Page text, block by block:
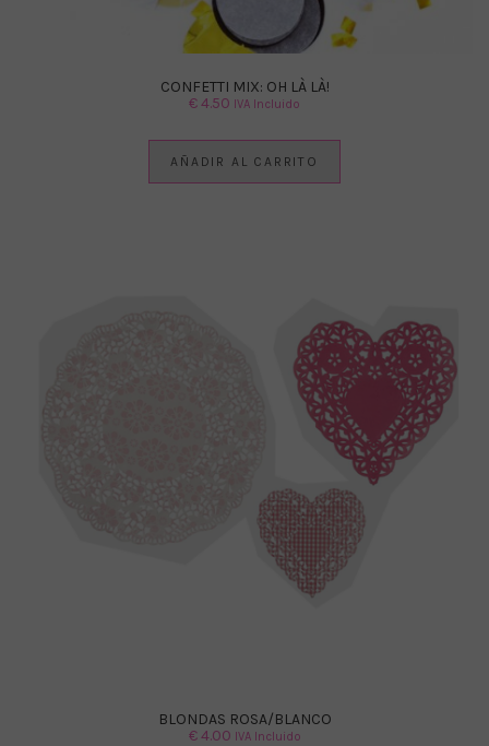
CONFETTI MIX: OH LÀ LÀ!
€4.50 IVA Incluido
AÑADIR AL CARRITO
BLONDAS ROSA/BLANCO
€4.00 IVA Incluido